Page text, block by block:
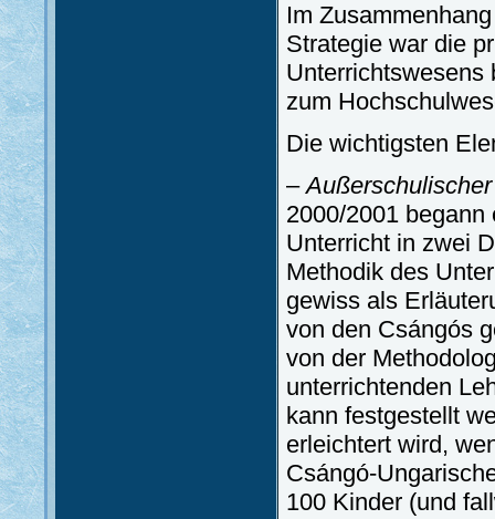
Im
Strategie war die
Unterrichtswesens
zum
Die wichtigsten
–
2000/2001
Unterricht in zwei
Methodik des
gewiss als
von den Csángós
von der
unterrichtenden
kann festgestellt
erleichtert wird,
Csángó-
100 Kinder (und